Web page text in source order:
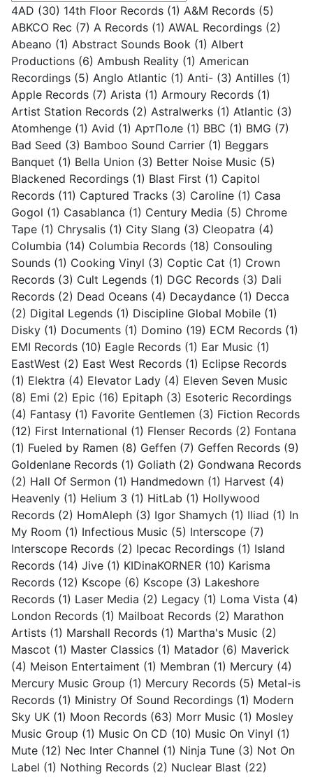
4AD (30) 14th Floor Records (1) A&M Records (5)
ABKCO Rec (7) A Records (1) AWAL Recordings (2)
Abeano (1) Abstract Sounds Book (1) Albert
Productions (6) Ambush Reality (1) American
Recordings (5) Anglo Atlantic (1) Anti- (3) Antilles (1)
Apple Records (7) Arista (1) Armoury Records (1)
Artist Station Records (2) Astralwerks (1) Atlantic (3)
Atomhenge (1) Avid (1) AртПоле (1) BBC (1) BMG (7)
Bad Seed (3) Bamboo Sound Carrier (1) Beggars
Banquet (1) Bella Union (3) Better Noise Music (5)
Blackened Recordings (1) Blast First (1) Capitol
Records (11) Captured Tracks (3) Caroline (1) Casa
Gogol (1) Casablanca (1) Century Media (5) Chrome
Tape (1) Chrysalis (1) City Slang (3) Cleopatra (4)
Columbia (14) Columbia Records (18) Consouling
Sounds (1) Cooking Vinyl (3) Coptic Cat (1) Crown
Records (3) Cult Legends (1) DGC Records (3) Dali
Records (2) Dead Oceans (4) Decaydance (1) Decca
(2) Digital Legends (1) Discipline Global Mobile (1)
Disky (1) Documents (1) Domino (19) ECM Records (1)
EMI Records (10) Eagle Records (1) Ear Music (1)
EastWest (2) East West Records (1) Eclipse Records
(1) Elektra (4) Elevator Lady (4) Eleven Seven Music
(8) Emi (2) Epic (16) Epitaph (3) Esoteric Recordings
(4) Fantasy (1) Favorite Gentlemen (3) Fiction Records
(12) First International (1) Flenser Records (2) Fontana
(1) Fueled by Ramen (8) Geffen (7) Geffen Records (9)
Goldenlane Records (1) Goliath (2) Gondwana Records
(2) Hall Of Sermon (1) Handmedown (1) Harvest (4)
Heavenly (1) Helium 3 (1) HitLab (1) Hollywood
Records (2) HomAleph (3) Igor Shamych (1) Iliad (1) In
My Room (1) Infectious Music (5) Interscope (7)
Interscope Records (2) Ipecac Recordings (1) Island
Records (14) Jive (1) KIDinaKORNER (10) Karisma
Records (12) Kscope (6) Kscope (3) Lakeshore
Records (1) Laser Media (2) Legacy (1) Loma Vista (4)
London Records (1) Mailboat Records (2) Marathon
Artists (1) Marshall Records (1) Martha's Music (2)
Mascot (1) Master Classics (1) Matador (6) Maverick
(4) Meison Entertaiment (1) Membran (1) Mercury (4)
Mercury Music Group (1) Mercury Records (5) Metal-is
Records (1) Ministry Of Sound Recordings (1) Modern
Sky UK (1) Moon Records (63) Morr Music (1) Mosley
Music Group (1) Music On CD (10) Music On Vinyl (1)
Mute (12) Nec Inter Channel (1) Ninja Tune (3) Not On
Label (1) Nothing Records (2) Nuclear Blast (22)